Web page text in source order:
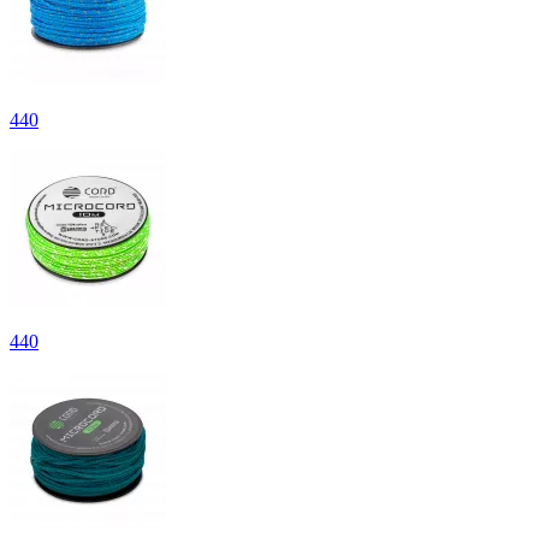
440
440